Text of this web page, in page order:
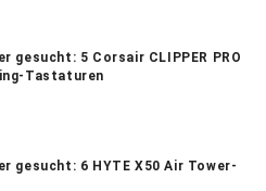
gesucht: 5 Corsair CLIPPER PRO
Tastaturen
gesucht: 6 HYTE X50 Air Tower-